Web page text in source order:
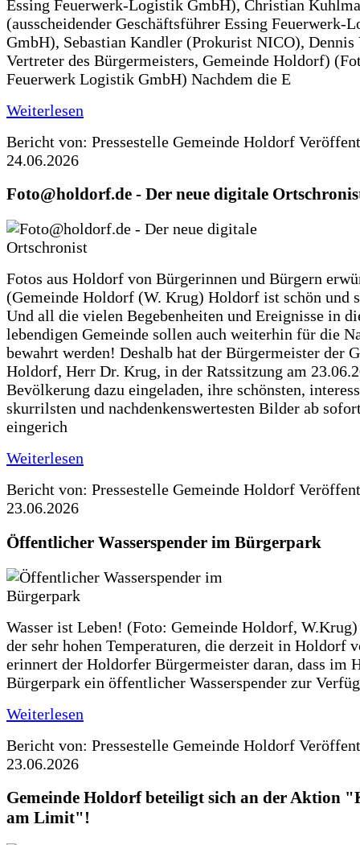
Essing Feuerwerk-Logistik GmbH), Christian
(ausscheidender Geschäftsführer Essing Feuerwerk-
GmbH), Sebastian Kandler (Prokurist NICO),
Vertreter des Bürgermeisters, Gemeinde Holdorf)
Feuerwerk Logistik GmbH) Nachdem die E
Weiterlesen
Bericht von: Pressestelle Gemeinde Holdorf
24.06.2026
Foto@holdorf.de - Der neue digitale
Fotos aus Holdorf von Bürgerinnen und Bürgern
(Gemeinde Holdorf (W. Krug) Holdorf ist schön und
Und all die vielen Begebenheiten und Ereignisse in
lebendigen Gemeinde sollen auch weiterhin für die
bewahrt werden! Deshalb hat der Bürgermeister der
Holdorf, Herr Dr. Krug, in der Ratssitzung am
Bevölkerung dazu eingeladen, ihre schönsten,
skurrilsten und nachdenkenswertesten Bilder ab
eingerich
Weiterlesen
Bericht von: Pressestelle Gemeinde Holdorf
23.06.2026
Öffentlicher Wasserspender im Bürgerpark
Wasser ist Leben! (Foto: Gemeinde Holdorf,
der sehr hohen Temperaturen, die derzeit in Holdorf
erinnert der Holdorfer Bürgermeister daran, dass im
Bürgerpark ein öffentlicher Wasserspender zur
Weiterlesen
Bericht von: Pressestelle Gemeinde Holdorf
23.06.2026
Gemeinde Holdorf beteiligt sich an der Aktion
am Limit"!